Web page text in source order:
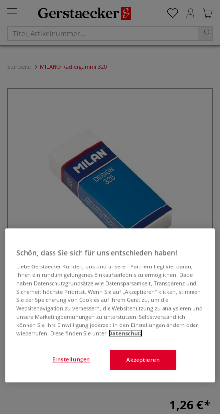
Startseite MILAN® Radiergummi 320
MILAN® Radiergummi 320
0 Bewertungen
sauberes Arbeiten. Entfernt Grafit gründlich auf allen
Papierarten – weich, zuverlässig, hygienisch verpackt.
1,26 €
Schön, dass Sie sich für uns entschieden haben!
Liebe Gerstaecker Kunden, uns und unseren Partnern liegt viel daran,
Ihnen ein rundum gelungenes Einkaufserlebnis zu ermöglichen. Dabei
haben Datenschutzgrundsätze wie Datensparsamkeit, Transparenz und
Sicherheit höchste Priorität. Wenn Sie auf „Akzeptieren“ klicken, stimmen
Sie der Speicherung von Cookies auf Ihrem Gerät zu, um die
Websitenavigation zu verbessern, die Websitenutzung zu analysieren und
unsere Marketingbemühungen zu unterstützen. Selbstverständlich
können Sie Ihre Einwilligung jederzeit in den Einstellungen ändern oder
wiederrufen. Diese finden Sie unter Datenschutz
Akzeptieren
Einstellungen